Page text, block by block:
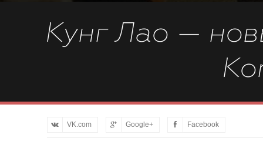
Кунг Лао —
VK.com Google+ Facebook